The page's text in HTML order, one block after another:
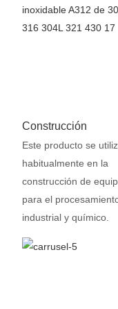
Construcción
Este producto se
habitualmente en la
construcción de
para el
industrial y químico.